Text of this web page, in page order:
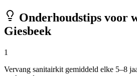
Onderhoudstips voor
Giesbeek
1
Vervang sanitairkit gemiddeld elke 5–8